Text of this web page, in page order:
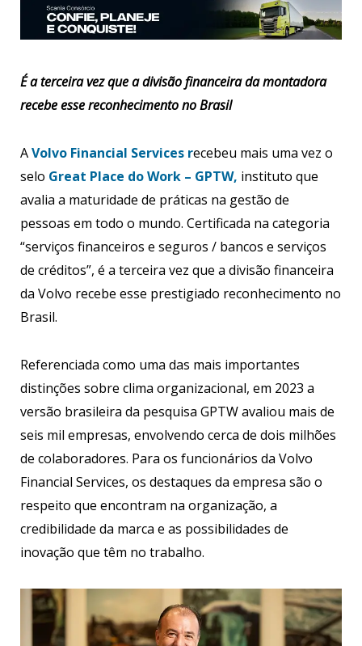
É a terceira vez que a divisão financeira da montadora
recebe esse reconhecimento no Brasil
AVolvo Financial Services recebeu mais uma vez o
selo Great Place do Work – GPTW, instituto que
avalia a maturidade de práticas na gestão de
pessoas em todo o mundo. Certificada na categoria
“serviços financeiros e seguros / bancos e serviços
de créditos”, é a terceira vez que a divisão financeira
da Volvo recebe esse prestigiado reconhecimento no
Brasil.
Referenciada como uma das mais importantes
distinções sobre clima organizacional, em 2023 a
versão brasileira da pesquisa GPTW avaliou mais de
seis mil empresas, envolvendo cerca de dois milhões
de colaboradores. Para os funcionários da Volvo
Financial Services, os destaques da empresa são o
respeito que encontram na organização, a
credibilidade da marca e as possibilidades de
inovação que têm no trabalho.